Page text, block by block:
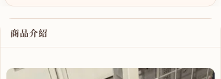
商品介紹